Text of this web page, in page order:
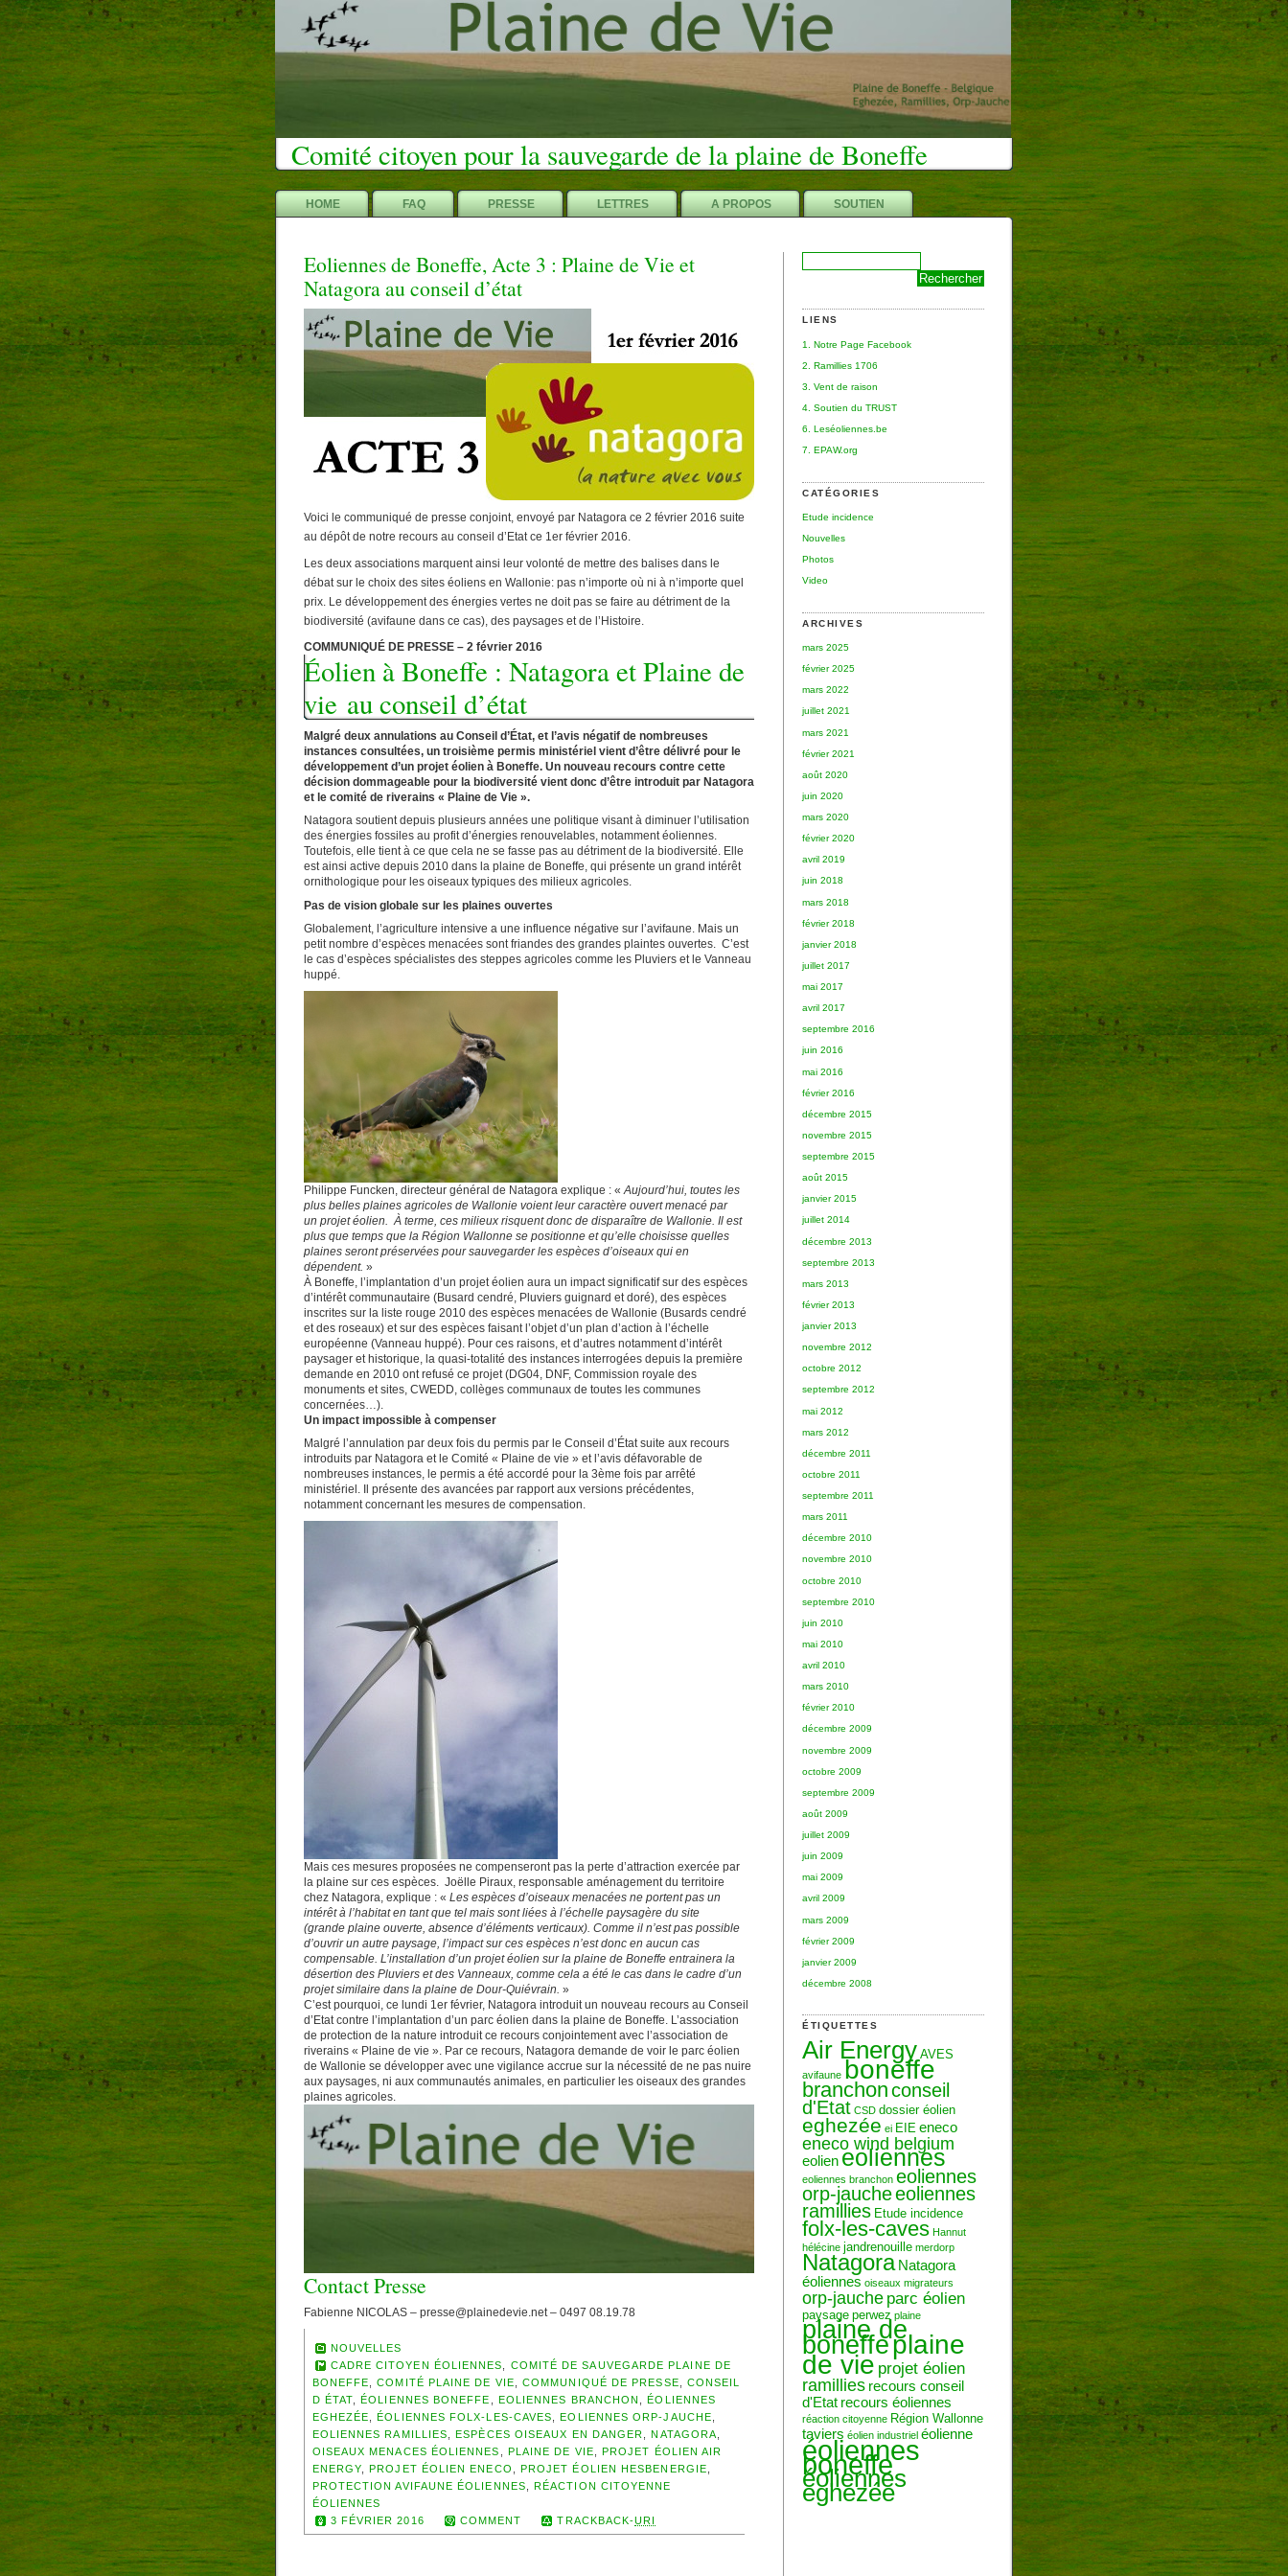
Comité citoyen pour la sauvegarde de la plaine de Boneffe
HOME FAQ PRESSE LETTRES A PROPOS SOUTIEN
LIENS
1. Notre Page Facebook
2. Ramillies 1706
3. Vent de raison
4. Soutien du TRUST
6. Leséoliennes.be
7. EPAW.org
CATÉGORIES
Etude incidence
Nouvelles
Photos
Video
ARCHIVES
mars 2025
février 2025
mars 2022
juillet 2021
mars 2021
février 2021
août 2020
juin 2020
mars 2020
février 2020
avril 2019
juin 2018
mars 2018
février 2018
janvier 2018
juillet 2017
mai 2017
avril 2017
septembre 2016
juin 2016
mai 2016
février 2016
décembre 2015
novembre 2015
septembre 2015
août 2015
janvier 2015
juillet 2014
décembre 2013
septembre 2013
mars 2013
février 2013
janvier 2013
novembre 2012
octobre 2012
septembre 2012
mai 2012
mars 2012
décembre 2011
octobre 2011
septembre 2011
mars 2011
décembre 2010
novembre 2010
octobre 2010
septembre 2010
juin 2010
mai 2010
avril 2010
mars 2010
février 2010
décembre 2009
novembre 2009
octobre 2009
septembre 2009
août 2009
juillet 2009
juin 2009
mai 2009
avril 2009
mars 2009
février 2009
janvier 2009
décembre 2008
ÉTIQUETTES
Air Energy AVES
avifaune boneffe
branchonconseil
d'Etat CSD dossier éolien
eghezée ei EIE eneco
eneco wind belgium
eolieneoliennes
eoliennes branchon eoliennes
orp-jaucheeoliennes
ramillies Etude incidence
folx-les-caves Hannut
hélécine jandrenouille merdorp
Natagora Natagora
éoliennes oiseaux migrateurs
orp-jauche parc éolien
paysage perwez plaine
plaine de
boneffeplaine
de vie projet éolien
ramillies recours conseil
d'Etat recours éoliennes
réaction citoyenne Région Wallonne
taviers éolien industriel éolienne
éoliennes
boneffe
éoliennes
eghezée
Eoliennes de Boneffe, Acte 3 : Plaine de Vie et
Natagora au conseil d’état
Voici le communiqué de presse conjoint, envoyé par Natagora ce 2 février 2016 suite
au dépôt de notre recours au conseil d’Etat ce 1er février 2016.
Les deux associations marquent ainsi leur volonté de mettre des balises dans le
débat sur le choix des sites éoliens en Wallonie: pas n’importe où ni à n’importe quel
prix. Le développement des énergies vertes ne doit pas se faire au détriment de la
biodiversité (avifaune dans ce cas), des paysages et de l’Histoire.
COMMUNIQUÉ DE PRESSE – 2 février 2016
Éolien à Boneffe : Natagora et Plaine de
vie au conseil d’état
Malgré deux annulations au Conseil d’État, et l’avis négatif de nombreuses
instances consultées, un troisième permis ministériel vient d’être délivré pour le
développement d’un projet éolien à Boneffe. Un nouveau recours contre cette
décision dommageable pour la biodiversité vient donc d’être introduit par Natagora
et le comité de riverains « Plaine de Vie ».
Natagora soutient depuis plusieurs années une politique visant à diminuer l’utilisation
des énergies fossiles au profit d’énergies renouvelables, notamment éoliennes.
Toutefois, elle tient à ce que cela ne se fasse pas au détriment de la biodiversité. Elle
est ainsi active depuis 2010 dans la plaine de Boneffe, qui présente un grand intérêt
ornithologique pour les oiseaux typiques des milieux agricoles.
Pas de vision globale sur les plaines ouvertes
Globalement, l’agriculture intensive a une influence négative sur l’avifaune. Mais un
petit nombre d’espèces menacées sont friandes des grandes plaintes ouvertes. C’est
le cas d’espèces spécialistes des steppes agricoles comme les Pluviers et le Vanneau
huppé.
Philippe Funcken, directeur général de Natagora explique : « Aujourd’hui, toutes les
plus belles plaines agricoles de Wallonie voient leur caractère ouvert menacé par
un projet éolien. À terme, ces milieux risquent donc de disparaître de Wallonie. Il est
plus que temps que la Région Wallonne se positionne et qu’elle choisisse quelles
plaines seront préservées pour sauvegarder les espèces d’oiseaux qui en
dépendent. »
À Boneffe, l’implantation d’un projet éolien aura un impact significatif sur des espèces
d’intérêt communautaire (Busard cendré, Pluviers guignard et doré), des espèces
inscrites sur la liste rouge 2010 des espèces menacées de Wallonie (Busards cendré
et des roseaux) et sur des espèces faisant l’objet d’un plan d’action à l’échelle
européenne (Vanneau huppé). Pour ces raisons, et d’autres notamment d’intérêt
paysager et historique, la quasi-totalité des instances interrogées depuis la première
demande en 2010 ont refusé ce projet (DG04, DNF, Commission royale des
monuments et sites, CWEDD, collèges communaux de toutes les communes
concernées…).
Un impact impossible à compenser
Malgré l’annulation par deux fois du permis par le Conseil d’État suite aux recours
introduits par Natagora et le Comité « Plaine de vie » et l’avis défavorable de
nombreuses instances, le permis a été accordé pour la 3ème fois par arrêté
ministériel. Il présente des avancées par rapport aux versions précédentes,
notamment concernant les mesures de compensation.
Mais ces mesures proposées ne compenseront pas la perte d’attraction exercée par
la plaine sur ces espèces. Joëlle Piraux, responsable aménagement du territoire
chez Natagora, explique : « Les espèces d’oiseaux menacées ne portent pas un
intérêt à l’habitat en tant que tel mais sont liées à l’échelle paysagère du site
(grande plaine ouverte, absence d’éléments verticaux). Comme il n’est pas possible
d’ouvrir un autre paysage, l’impact sur ces espèces n’est donc en aucun cas
compensable. L’installation d’un projet éolien sur la plaine de Boneffe entrainera la
désertion des Pluviers et des Vanneaux, comme cela a été le cas dans le cadre d’un
projet similaire dans la plaine de Dour-Quiévrain. »
C’est pourquoi, ce lundi 1er février, Natagora introduit un nouveau recours au Conseil
d’Etat contre l’implantation d’un parc éolien dans la plaine de Boneffe. L’association
de protection de la nature introduit ce recours conjointement avec l’association de
riverains « Plaine de vie ». Par ce recours, Natagora demande de voir le parc éolien
de Wallonie se développer avec une vigilance accrue sur la nécessité de ne pas nuire
aux paysages, ni aux communautés animales, en particulier les oiseaux des grandes
plaines agricoles.
Contact Presse
Fabienne NICOLAS – presse@plainedevie.net – 0497 08.19.78
NOUVELLES
CADRE CITOYEN ÉOLIENNES
COMITÉ DE SAUVEGARDE PLAINE DE
BONEFFE ,COMITÉ PLAINE DE VIE ,COMMUNIQUÉ DE PRESSE
CONSEIL
D ÉTAT ,ÉOLIENNES BONEFFE EOLIENNES BRANCHON ,ÉOLIENNES
EGHEZÉE ,ÉOLIENNES FOLX-LES-CAVES ,EOLIENNES ORP-JAUCHE
EOLIENNES RAMILLIES ,ESPÈCES OISEAUX EN DANGER ,NATAGORA
OISEAUX MENACES ÉOLIENNES
PLAINE DE VIE
PROJET ÉOLIEN AIR
ENERGY ,PROJET ÉOLIEN ENECO PROJET ÉOLIEN HESBENERGIE
PROTECTION AVIFAUNE ÉOLIENNES ,RÉACTION CITOYENNE
ÉOLIENNES
3 FÉVRIER 2016
COMMENT TRACKBACK-URI